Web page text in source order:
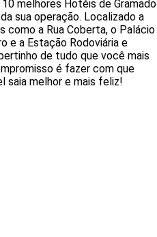
melhores Hotéis de Gramado
sua operação. Localizado a
como a Rua Coberta, o Palácio
e a Estação Rodoviária e
de tudo que você mais
é fazer com que
saia melhor e mais feliz!